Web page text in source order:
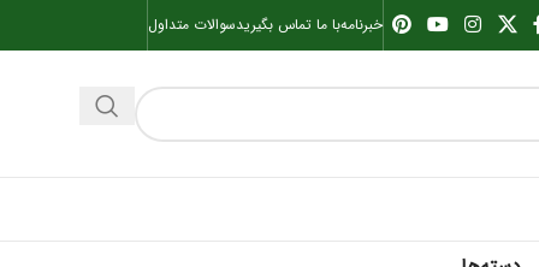
خبرنامهبا ما تماس بگیریدسوالات متداول